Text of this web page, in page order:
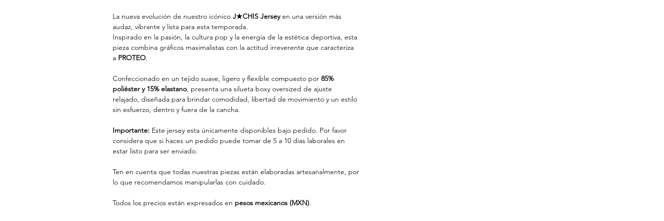
La nueva evolución de nuestro icónico J★CHIS Jerseyen una versión más
audaz, vibrante y lista para esta temporada.
Inspirado en la pasión, la cultura pop y la energía de la estética deportiva, esta
pieza combina gráficos maximalistas con la actitud irreverente que caracteriza
a PROTEO.
Confeccionado en un tejido suave, ligero y flexible compuesto por 85%
poliéster y 15% elastano, presenta una silueta boxy oversized de ajuste
relajado, diseñada para brindar comodidad, libertad de movimiento y un estilo
sin esfuerzo, dentro y fuera de la cancha.
Importante: Este jersey esta únicamente disponibles bajo pedido. Por favor
considera que si haces un pedido puede tomar de 5 a 10 días laborales en
estar listo para ser enviado.
Ten en cuenta que todas nuestras piezas están elaboradas artesanalmente, por
lo que recomendamos manipularlas con cuidado.
Todos los precios están expresados en pesos mexicanos (MXN).